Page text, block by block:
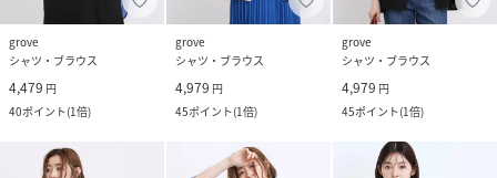
grove
シャツ・ブラウス
4,479 円
40ポイント(1倍)
grove
シャツ・ブラウス
4,979 円
45ポイント(1倍)
grove
シャツ・ブラウス
4,979 円
45ポイント(1倍)